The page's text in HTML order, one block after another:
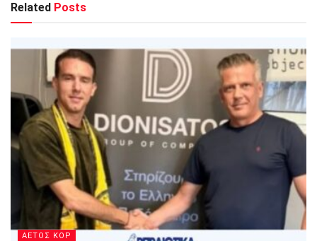
Related Posts
ΑΕΤΟΣ ΚΟΡ